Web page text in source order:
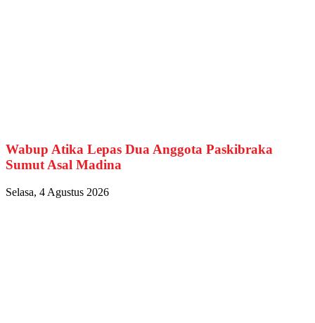
Wabup Atika Lepas Dua Anggota Paskibraka
Sumut Asal Madina
Selasa, 4 Agustus 2026